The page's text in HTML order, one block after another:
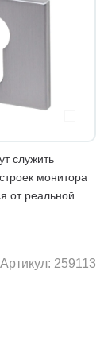
служить
монитора
от реальной
Артикул: 259113